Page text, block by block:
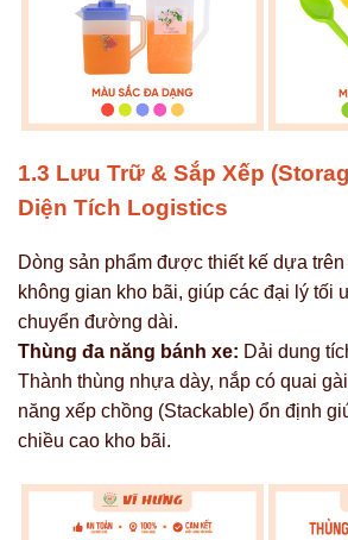
1.3 Lưu Trữ & Sắp Xếp
Diện Tích Logistics
Dòng sản phẩm được thiết kế dựa
không gian kho bãi, giúp các đại lý tối
chuyển đường dài.
Thùng đa năng bánh xe: Dải dung
Thành thùng nhựa dày, nắp có quai
năng xếp chồng (Stackable) ổn định
chiều cao kho bãi.